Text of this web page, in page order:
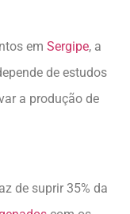
em Sergipe, a
de estudos
a produção de
de suprir 35% da